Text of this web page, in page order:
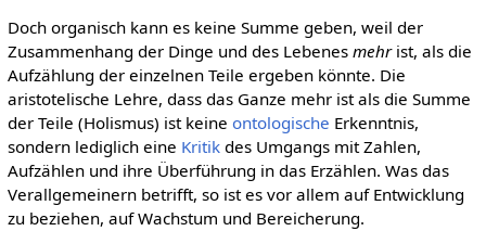
Doch organisch kann es keine Summe geben, weil der
Zusammenhang der Dinge und des Lebenes mehrist, als die
Aufzählung der einzelnen Teile ergeben könnte. Die
aristotelische Lehre, dass das Ganze mehr ist als die Summe
der Teile (Holismus) ist keine ontologische Erkenntnis,
sondern lediglich eine Kritikdes Umgangs mit Zahlen,
Aufzählen und ihre Überführung in das Erzählen. Was das
Verallgemeinern betrifft, so ist es vor allem auf Entwicklung
zu beziehen, auf Wachstum und Bereicherung.